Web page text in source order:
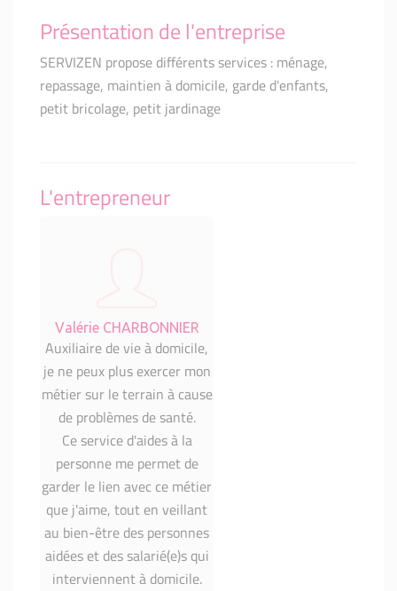
Présentation de l'entreprise
SERVIZEN propose différents services : ménage,
repassage, maintien à domicile, garde d'enfants,
petit bricolage, petit jardinage
L'entrepreneur
Valérie CHARBONNIER
Auxiliaire de vie à domicile,
je ne peux plus exercer mon
métier sur le terrain à cause
de problèmes de santé.
Ce service d'aides à la
personne me permet de
garder le lien avec ce métier
que j'aime, tout en veillant
au bien-être des personnes
aidées et des salarié(e)s qui
interviennent à domicile.